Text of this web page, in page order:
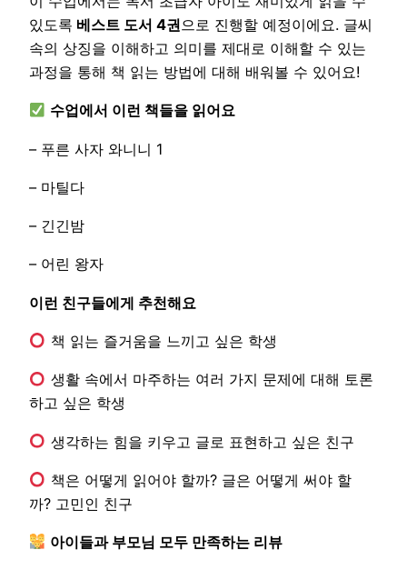
있도록 베스트 도서 4권으로 진행할 예정이에요. 글씨
속의 상징을 이해하고 의미를 제대로 이해할 수 있는
과정을 통해 책 읽는 방법에 대해 배워볼 수 있어요!
수업에서 이런 책들을 읽어요
– 푸른 사자 와니니 1
– 마틸다
– 긴긴밤
– 어린 왕자
이런 친구들에게 추천해요
책 읽는 즐거움을 느끼고 싶은 학생
생활 속에서 마주하는 여러 가지 문제에 대해 토론
하고 싶은 학생
생각하는 힘을 키우고 글로 표현하고 싶은 친구
책은 어떻게 읽어야 할까? 글은 어떻게 써야 할
까? 고민인 친구
아이들과 부모님 모두 만족하는 리뷰